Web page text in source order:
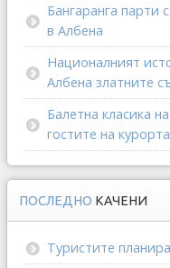
Бангаранга парти
в Албена
Националният
Албена златните
Балетна класика
гостите на
ПОСЛЕДНО КАЧЕНИ
Туристите